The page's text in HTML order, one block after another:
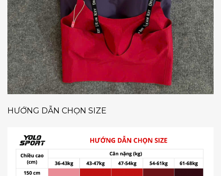
HƯỚNG DẪN CHỌN SIZE